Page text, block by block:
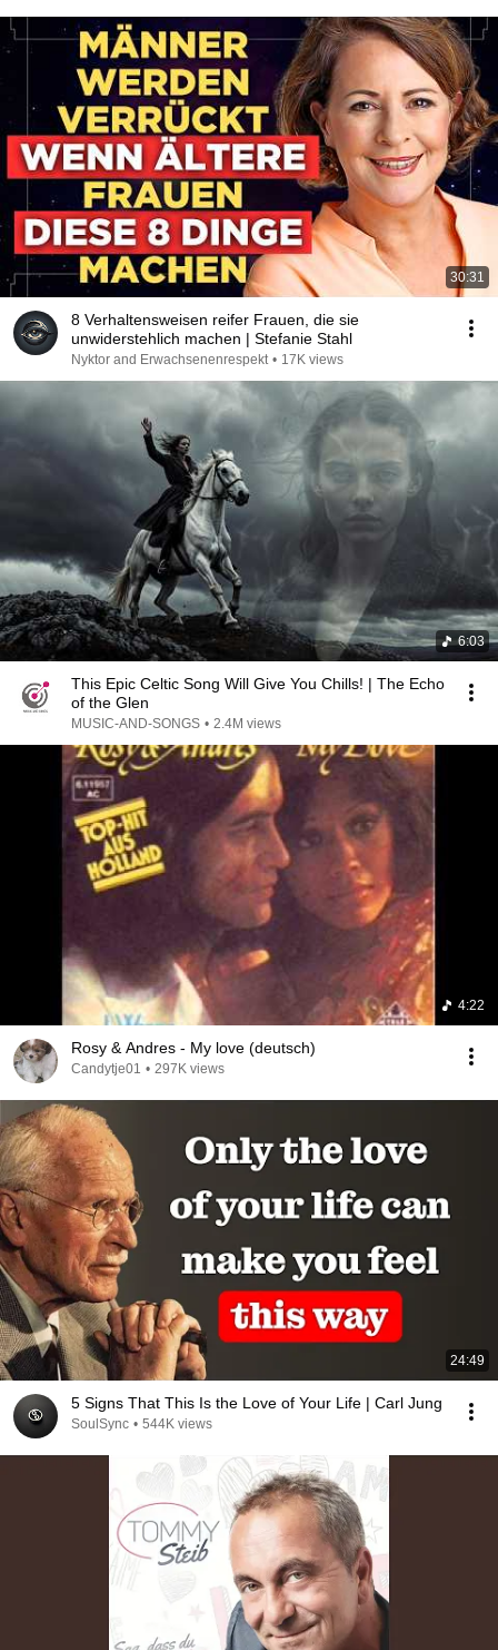
30:31
8 Verhaltensweisen reifer Frauen, die sie
unwiderstehlich machen | Stefanie Stahl
Nyktor and Erwachsenenrespekt • 17K views
6:03
This Epic Celtic Song Will Give You Chills! | The Echo
of the Glen
MUSIC-AND-SONGS • 2.4M views
4:22
Rosy & Andres - My love (deutsch)
Candytje01 • 297K views
24:49
5 Signs That This Is the Love of Your Life | Carl Jung
SoulSync • 544K views